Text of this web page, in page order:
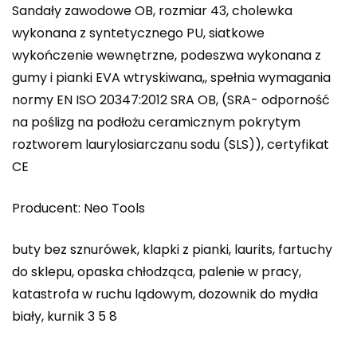
Sandały zawodowe OB, rozmiar 43, cholewka
wykonana z syntetycznego PU, siatkowe
wykończenie wewnętrzne, podeszwa wykonana z
gumy i pianki EVA wtryskiwana,, spełnia wymagania
normy EN ISO 20347:2012 SRA OB, (SRA- odporność
na poślizg na podłożu ceramicznym pokrytym
roztworem laurylosiarczanu sodu (SLS)), certyfikat
CE
Producent: Neo Tools
buty bez sznurówek, klapki z pianki, laurits, fartuchy
do sklepu, opaska chłodząca, palenie w pracy,
katastrofa w ruchu lądowym, dozownik do mydła
biały, kurnik 3 5 8